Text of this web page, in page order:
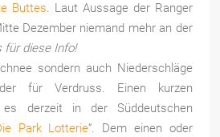
Buttes. Laut Aussage der Ranger
Dezember niemand mehr an der
für diese Info!
sondern auch Niederschläge
für Verdruss. Einen kurzen
es derzeit in der Süddeutschen
Park Lotterie“. Dem einen oder